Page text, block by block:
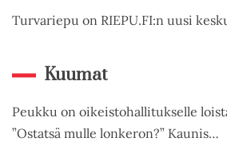
Turvariepu on RIEPU.FI:n uusi
Kuumat
Peukku on oikeistohallitukselle
”Ostatsä mulle lonkeron?” Kaunis…